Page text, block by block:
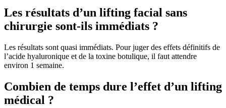
Les résultats d’un lifting facial sans
chirurgie sont-ils immédiats ?
Les résultats sont quasi immédiats. Pour juger des effets définitifs de
l’acide hyaluronique et de la toxine botulique, il faut attendre
environ 1 semaine.
Combien de temps dure l’effet d’un lifting
médical ?